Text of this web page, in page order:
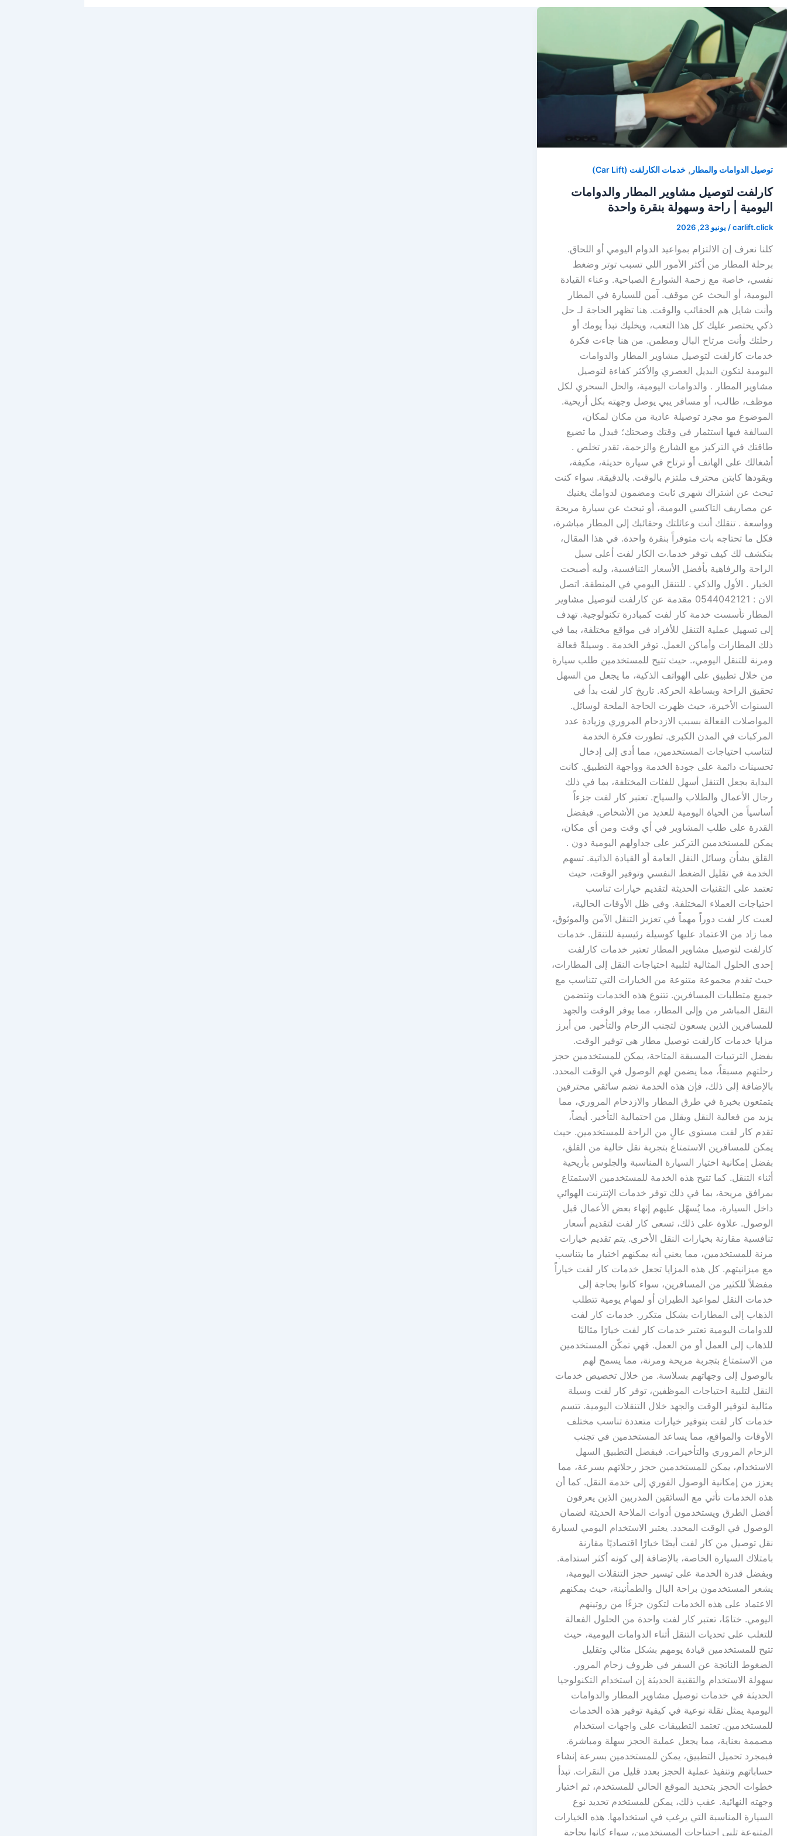
توصيل الدوامات والمطار , خدمات الكارلفت (Car Lift)
كارلفت لتوصيل مشاوير المطار والدوامات
اليومية | راحة وسهولة بنقرة واحدة
carlift.click
/ يونيو 23, 2026
كلنا نعرف إن الالتزام بمواعيد الدوام اليومي أو اللحاق.
برحلة المطار من أكثر الأمور اللي تسبب توتر وضغط
نفسي، خاصة مع زحمة الشوارع الصباحية. وعناء القيادة
اليومية، أو البحث عن موقف. آمن للسيارة في المطار
وأنت شايل هم الحقائب والوقت. هنا تظهر الحاجة لـ حل
ذكي يختصر عليك كل هذا التعب، ويخليك تبدأ يومك أو
رحلتك وأنت مرتاح البال ومطمن. من هنا جاءت فكرة
خدمات كارلفت لتوصيل مشاوير المطار والدوامات
اليومية لتكون البديل العصري والأكثر كفاءة لتوصيل
مشاوير المطار . والدوامات اليومية، والحل السحري لكل
موظف، طالب، أو مسافر يبي يوصل وجهته بكل أريحية.
الموضوع مو مجرد توصيلة عادية من مكان لمكان،
السالفة فيها استثمار في وقتك وصحتك؛ فبدل ما تضيع
طاقتك في التركيز مع الشارع والزحمة، تقدر تخلص .
أشغالك على الهاتف أو ترتاح في سيارة حديثة، مكيفة،
ويقودها كابتن محترف ملتزم بالوقت. بالدقيقة. سواء كنت
تبحث عن اشتراك شهري ثابت ومضمون لدوامك يغنيك
عن مصاريف التاكسي اليومية، أو تبحث عن سيارة مريحة
وواسعة . تنقلك أنت وعائلتك وحقائبك إلى المطار مباشرة،
فكل ما تحتاجه بات متوفراً بنقرة واحدة. في هذا المقال،
بنكشف لك كيف توفر خدما.ت الكار لفت أعلى سبل
الراحة والرفاهية بأفضل الأسعار التنافسية، وليه أصبحت
الخيار . الأول والذكي . للتنقل اليومي في المنطقة. اتصل
الان : 0544042121 مقدمة عن كارلفت لتوصيل مشاوير
المطار تأسست خدمة كار لفت كمبادرة تكنولوجية. تهدف
إلى تسهيل عملية التنقل للأفراد في مواقع مختلفة، بما في
ذلك المطارات وأماكن العمل. توفر الخدمة . وسيلةً فعالة
ومرنة للتنقل اليومي،. حيث تتيح للمستخدمين طلب سيارة
من خلال تطبيق على الهواتف الذكية، ما يجعل من السهل
تحقيق الراحة وبساطة الحركة. تاريخ كار لفت بدأ في
السنوات الأخيرة، حيث ظهرت الحاجة الملحة لوسائل.
المواصلات الفعالة بسبب الازدحام المروري وزيادة عدد
المركبات في المدن الكبرى. تطورت فكرة الخدمة
لتناسب احتياجات المستخدمين، مما أدى إلى إدخال
تحسينات دائمة على جودة الخدمة وواجهة التطبيق. كانت
البداية بجعل التنقل أسهل للفئات المختلفة، بما في ذلك
رجال الأعمال والطلاب والسياح. تعتبر كار لفت جزءاً
أساسياً من الحياة اليومية للعديد من الأشخاص. فبفضل
القدرة على طلب المشاوير في أي وقت ومن أي مكان،
يمكن للمستخدمين التركيز على جداولهم اليومية دون .
القلق بشأن وسائل النقل العامة أو القيادة الذاتية. تسهم
الخدمة في تقليل الضغط النفسي وتوفير الوقت، حيث
تعتمد على التقنيات الحديثة لتقديم خيارات تناسب
احتياجات العملاء المختلفة. وفي ظل الأوقات الحالية،
لعبت كار لفت دوراً مهماً في تعزيز التنقل الآمن والموثوق،
مما زاد من الاعتماد عليها كوسيلة رئيسية للتنقل. خدمات
كارلفت لتوصيل مشاوير المطار تعتبر خدمات كارلفت
إحدى الحلول المثالية لتلبية احتياجات النقل إلى المطارات،
حيث تقدم مجموعة متنوعة من الخيارات التي تتناسب مع
جميع متطلبات المسافرين. تتنوع هذه الخدمات وتتضمن
النقل المباشر من وإلى المطار، مما يوفر الوقت والجهد
للمسافرين الذين يسعون لتجنب الزحام والتأخير. من أبرز
مزايا خدمات كارلفت توصيل مطار هي توفير الوقت.
بفضل الترتيبات المسبقة المتاحة، يمكن للمستخدمين حجز
رحلتهم مسبقاً، مما يضمن لهم الوصول في الوقت المحدد.
بالإضافة إلى ذلك، فإن هذه الخدمة تضم سائقي محترفين
يتمتعون بخبرة في طرق المطار والازدحام المروري، مما
يزيد من فعالية النقل ويقلل من احتمالية التأخير. أيضاً،
تقدم كار لفت مستوى عالٍ من الراحة للمستخدمين. حيث
يمكن للمسافرين الاستمتاع بتجربة نقل خالية من القلق،
بفضل إمكانية اختيار السيارة المناسبة والجلوس بأريحية
أثناء التنقل. كما تتيح هذه الخدمة للمستخدمين الاستمتاع
بمرافق مريحة، بما في ذلك توفر خدمات الإنترنت الهوائي
داخل السيارة، مما يُسهّل عليهم إنهاء بعض الأعمال قبل
الوصول. علاوة على ذلك، تسعى كار لفت لتقديم أسعار
تنافسية مقارنة بخيارات النقل الأخرى. يتم تقديم خيارات
مرنة للمستخدمين، مما يعني أنه يمكنهم اختيار ما يتناسب
مع ميزانيتهم. كل هذه المزايا تجعل خدمات كار لفت خياراً
مفضلاً للكثير من المسافرين، سواء كانوا بحاجة إلى
خدمات النقل لمواعيد الطيران أو لمهام يومية تتطلب
الذهاب إلى المطارات بشكل متكرر. خدمات كار لفت
للدوامات اليومية تعتبر خدمات كار لفت خيارًا مثاليًا
للذهاب إلى العمل أو من العمل. فهي تمكّن المستخدمين
من الاستمتاع بتجربة مريحة ومرنة، مما يسمح لهم
بالوصول إلى وجهاتهم بسلاسة. من خلال تخصيص خدمات
النقل لتلبية احتياجات الموظفين، توفر كار لفت وسيلة
مثالية لتوفير الوقت والجهد خلال التنقلات اليومية. تتسم
خدمات كار لفت بتوفير خيارات متعددة تناسب مختلف
الأوقات والمواقع، مما يساعد المستخدمين في تجنب
الزحام المروري والتأخيرات. فبفضل التطبيق السهل
الاستخدام، يمكن للمستخدمين حجز رحلاتهم بسرعة، مما
يعزز من إمكانية الوصول الفوري إلى خدمة النقل. كما أن
هذه الخدمات تأتي مع السائقين المدربين الذين يعرفون
أفضل الطرق ويستخدمون أدوات الملاحة الحديثة لضمان
الوصول في الوقت المحدد. يعتبر الاستخدام اليومي لسيارة
نقل توصيل من كار لفت أيضًا خيارًا اقتصاديًا مقارنة
بامتلاك السيارة الخاصة، بالإضافة إلى كونه أكثر استدامة.
وبفضل قدرة الخدمة على تيسير حجز التنقلات اليومية،
يشعر المستخدمون براحة البال والطمأنينة، حيث يمكنهم
الاعتماد على هذه الخدمات لتكون جزءًا من روتينهم
اليومي. ختامًا، تعتبر كار لفت واحدة من الحلول الفعالة
للتغلب على تحديات التنقل أثناء الدوامات اليومية، حيث
تتيح للمستخدمين قيادة يومهم بشكل مثالي وتقليل
الضغوط الناتجة عن السفر في ظروف زحام المرور.
سهولة الاستخدام والتقنية الحديثة إن استخدام التكنولوجيا
الحديثة في خدمات توصيل مشاوير المطار والدوامات
اليومية يمثل نقلة نوعية في كيفية توفير هذه الخدمات
للمستخدمين. تعتمد التطبيقات على واجهات استخدام
مصممة بعناية، مما يجعل عملية الحجز سهلة ومباشرة.
فبمجرد تحميل التطبيق، يمكن للمستخدمين بسرعة إنشاء
حساباتهم وتنفيذ عملية الحجز بعدد قليل من النقرات. تبدأ
خطوات الحجز بتحديد الموقع الحالي للمستخدم، ثم اختيار
وجهته النهائية. عقب ذلك، يمكن للمستخدم تحديد نوع
السيارة المناسبة التي يرغب في استخدامها. هذه الخيارات
المتنوعة تلبي احتياجات المستخدمين، سواء كانوا بحاجة